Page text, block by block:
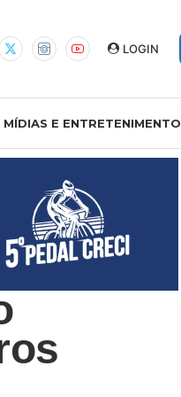
LOGIN
MÍDIAS E ENTRETENIMENTO